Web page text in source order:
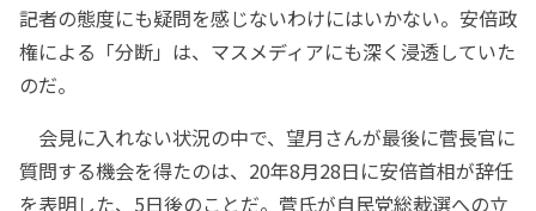
記者の態度にも疑問を感じないわけにはいかない。安倍政
権による「分断」は、マスメディアにも深く浸透していた
のだ。
会見に入れない状況の中で、望月さんが最後に菅長官に
質問する機会を得たのは、20年8月28日に安倍首相が辞任
を表明した、5日後のことだ。菅氏が自民党総裁選への立